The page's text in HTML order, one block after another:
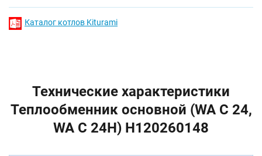
Каталог котлов Kiturami
Технические характеристики
Теплообменник основной (WA C 24,
WA C 24H) H120260148